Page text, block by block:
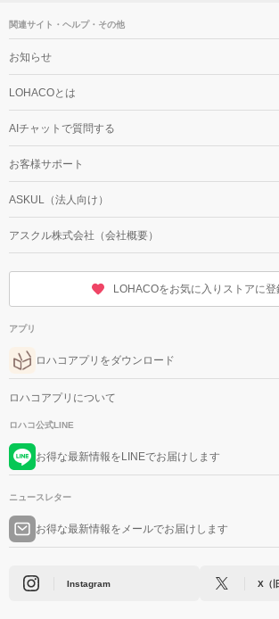
関連サイト・ヘルプ・その他
お知らせ
LOHACOとは
AIチャットで質問する
お客様サポート
ASKUL（法人向け）
アスクル株式会社（会社概要）
LOHACOをお気に入りストアに登
アプリ
ロハコアプリをダウンロード
ロハコアプリについて
ロハコ公式LINE
お得な最新情報をLINEでお届けします
ニュースレター
お得な最新情報をメールでお届けします
Instagram X（